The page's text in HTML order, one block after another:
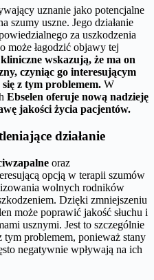
uznanie jako potencjalne
szumy uszne. Jego działanie
za uszkodzenia
może łagodzić objawy tej
wskazują, że ma on
czyniąc go interesującym
z tym problemem. W
Ebselen oferuje nową nadzieję
jakości życia pacjentów.
działanie
oraz
opcją w terapii szumów
wolnych rodników
Dzięki zmniejszeniu
może poprawić jakość słuchu i
usznymi. Jest to szczególnie
tym problemem, ponieważ stany
negatywnie wpływają na ich